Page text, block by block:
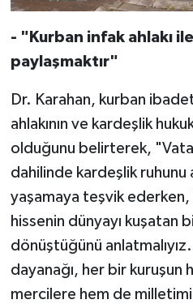
- "Kurban infak ahlakı
paylaşmaktır"
Dr. Karahan, kurban
ahlakının ve kardeşlik
olduğunu belirterek,
dahilinde kardeşlik
yaşamaya teşvik ederken,
hissenin dünyayı kuşatan
dönüştüğünü
dayanağı, her bir kuruşun
mercilere hem de
Edirne Müftülüğü
Elazığ Müftülüğü
Erzincan Müftülüğü
Erzurum Müftülüğü
Eskişehir Müftülüğü
Gaziantep Müftülüğü
Giresun Müftülüğü